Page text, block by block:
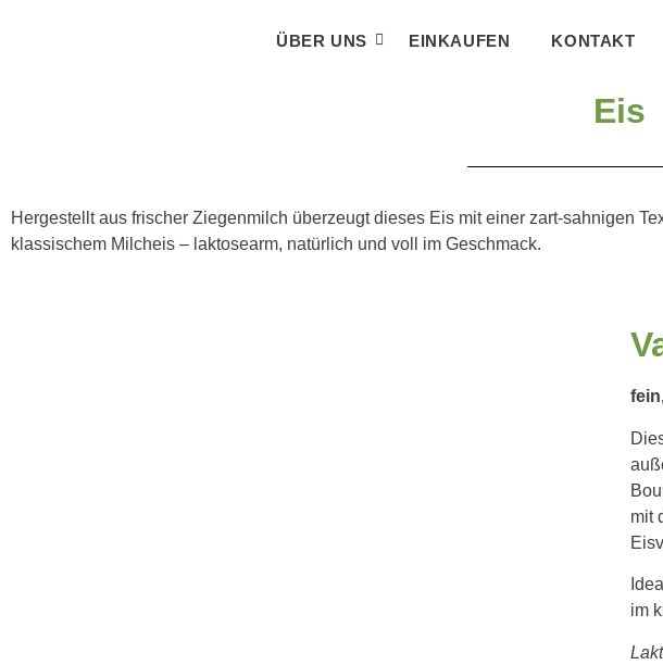
ÜBER UNS EINKAUFEN KONTAKT
Eis
Hergestellt aus frischer Ziegenmilch überzeugt dieses Eis mit einer zart-sahnigen
klassischem Milcheis – laktosearm, natürlich und voll im Geschmack.
mit
im